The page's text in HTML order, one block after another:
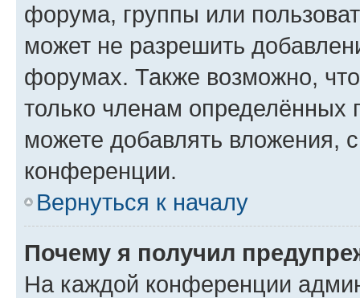
форума, группы или
может не разрешить
форумах. Также возможно,
только членам определённых
можете добавлять вложения,
конференции.
Вернуться к началу
Почему я получил
На каждой конференции